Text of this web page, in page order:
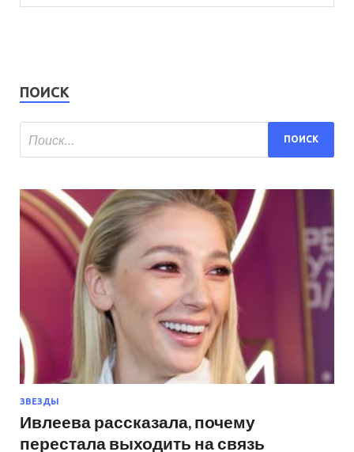
ПОИСК
ЗВЕЗДЫ
Ивлеева рассказала, почему
перестала выходить на связь